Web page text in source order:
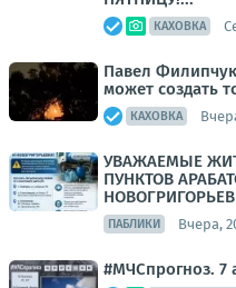
КАХОВКА
Павел
может создать
КАХОВКА
УВАЖАЕМЫЕ
ПУНКТОВ
ПАБЛИКИ Вчера,
#МЧСпрогноз. 7